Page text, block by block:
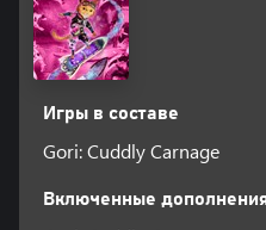
Игры в составе
Gori: Cuddly Carnage
Включенные